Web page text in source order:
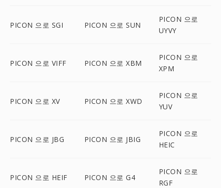
PICON 으로 SGI PICON 으로 SUN
PICON 으로
UYVY
PICON 으로 VIFF PICON 으로 XBM
PICON 으로
XPM
PICON 으로 XV PICON 으로 XWD
PICON 으로
YUV
PICON 으로 JBG PICON 으로 JBIG
PICON 으로
HEIC
PICON 으로 HEIF PICON 으로 G4
PICON 으로
RGF